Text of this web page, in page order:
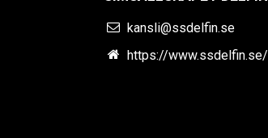
kansli@ssdelfin.se
https://www.ssdelfin.se/